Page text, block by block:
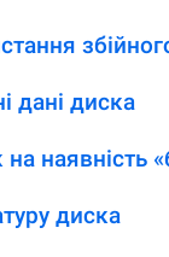
дані диска
наявність
диска